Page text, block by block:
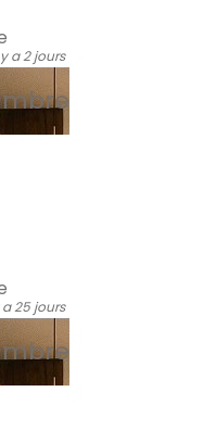
a 2 jours
25 jours